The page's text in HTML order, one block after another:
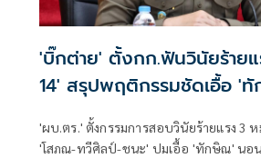
'บิ๊กต่าย' ตั้งกก.ฟันวินัยร้าย
14' สรุปพฤติกรรมชัดเอื้อ '
'ผบ.ตร.' ตั้งกรรมการสอบวินัยร้ายแรง 3
'โสภณ-ทวีศิลป์-ชนะ' ปมเอื้อ 'ทักษิณ' นอ